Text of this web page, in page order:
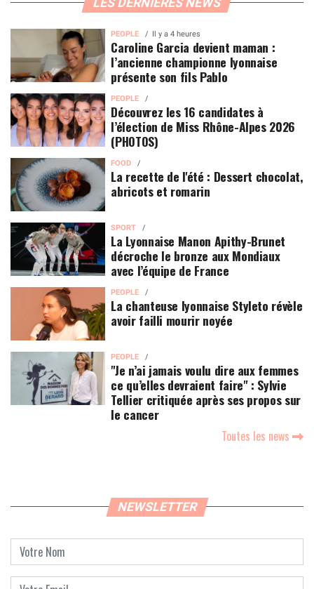
PEOPLE Il y a 4 heures
Caroline Garcia devient maman :
l’ancienne championne lyonnaise
présente son fils Pablo
PEOPLE
Découvrez les 16 candidates à
l’élection de Miss Rhône-Alpes 2026
(PHOTOS)
FOOD
La recette de l'été : Dessert chocolat,
abricots et romarin
SPORT
La Lyonnaise Manon Apithy-Brunet
décroche le bronze aux Mondiaux
avec l’équipe de France
PEOPLE
La chanteuse lyonnaise Styleto révèle
avoir failli mourir noyée
PEOPLE
"Je n’ai jamais voulu dire aux femmes
ce qu’elles devraient faire" : Sylvie
Tellier critiquée après ses propos sur
le cancer
Toutes les news
NEWSLETTER